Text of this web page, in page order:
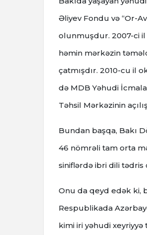
Əliyev Fondu və “Or-
olunmuşdur. 2007-ci il
həmin mərkəzin
çatmışdır. 2010-cu il
də MDB Yəhudi
Təhsil Mərkəzinin
Bundan başqa, Bakı
46 nömrəli tam orta
siniflərdə ibri dili tədris
Onu da qeyd edək ki,
Respublikada
kimi iri yəhudi xeyriyyə